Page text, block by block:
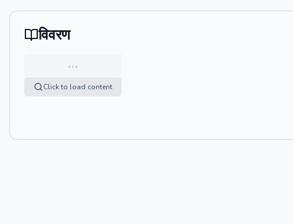
विवरण
…
Click to load content